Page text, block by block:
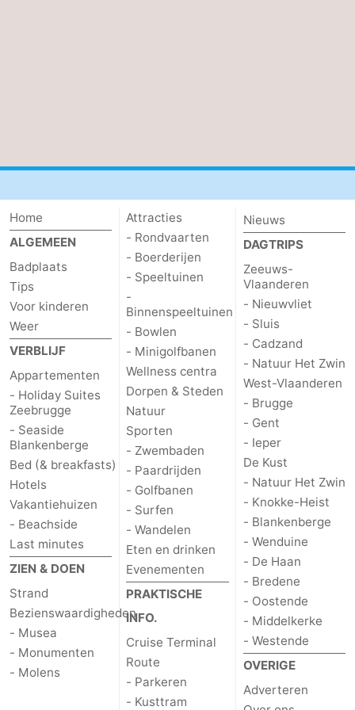
Nieuws
Medische
adressen
Regio
Zeeuws-
Vlaanderen
-
Nieuwvliet
-
Sluis
-
Cadzand
-
Natuur
Het
Zwin
West-
Vlaanderen
-
Brugge
-
Gent
-
Ieper
De
Kust
-
Natuur
Home
ALGEMEEN
Badplaats
Tips
Voor kinderen
Weer
VERBLIJF
Appartementen
- Holiday Suites
Zeebrugge
- Seaside
Blankenberge
Bed (& breakfasts)
Hotels
Vakantiehuizen
- Beachside
Last minutes
ZIEN & DOEN
Strand
Bezienswaardigheden
- Musea
- Monumenten
- Molens
Attracties
- Rondvaarten
- Boerderijen
- Speeltuinen
-
Binnenspeeltuinen
- Bowlen
- Minigolfbanen
Wellness centra
Dorpen & Steden
Natuur
Sporten
- Zwembaden
- Paardrijden
- Golfbanen
- Surfen
- Wandelen
Eten en drinken
Evenementen
PRAKTISCHE
INFO.
Cruise Terminal
Route
- Parkeren
- Kusttram
Nieuws
DAGTRIPS
Zeeuws-
Vlaanderen
- Nieuwvliet
- Sluis
- Cadzand
- Natuur Het Zwin
West-Vlaanderen
- Brugge
- Gent
- Ieper
De Kust
- Natuur Het Zwin
- Knokke-Heist
- Blankenberge
- Wenduine
- De Haan
- Bredene
- Oostende
- Middelkerke
- Westende
OVERIGE
Adverteren